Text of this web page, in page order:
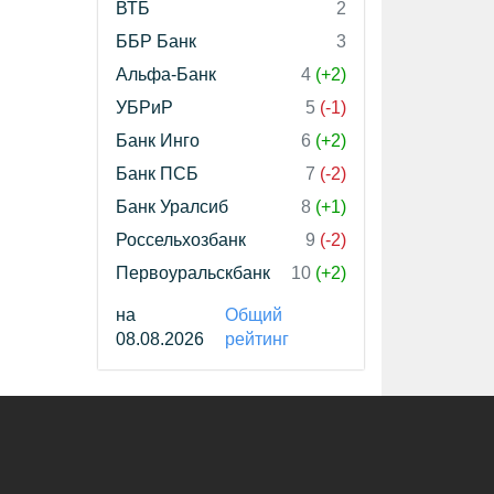
ВТБ
2
ББР Банк
3
Альфа-Банк
4 (+2)
УБРиР
5 (-1)
Банк Инго
6 (+2)
Банк ПСБ
7 (-2)
Банк Уралсиб
8 (+1)
Россельхозбанк
9 (-2)
Первоуральскбанк
10 (+2)
на
08.08.2026
Общий
рейтинг